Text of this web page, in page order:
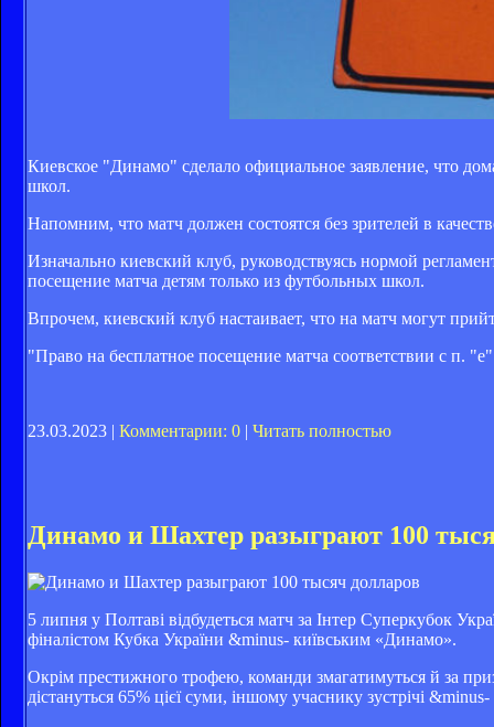
Киевское "Динамо" сделало официальное заявление, что
школ.
Напомним, что матч должен состоятся без зрителей в
Изначально киевский клуб, руководствуясь нормой
посещение матча детям только из футбольных школ.
Впрочем, киевский клуб настаивает, что на матч могут
"Право на бесплатное посещение матча соответствии с п. "е"
23.03.2023 | Комментарии: 0 | Читать полностью
Динамо и Шахтер разыграют 100
5 липня у Полтаві відбудеться матч за Інтер Суперкубок
фіналістом Кубка України &minus- київським «Динамо».
Окрім престижного трофею, команди змагатимуться й за
дістануться 65% цієї суми, іншому учаснику зустрічі